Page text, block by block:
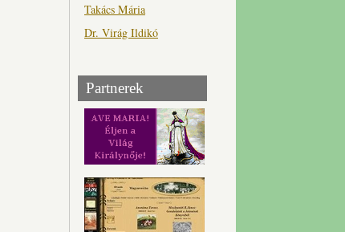
Takács Mária
Dr. Virág Ildikó
Partnerek